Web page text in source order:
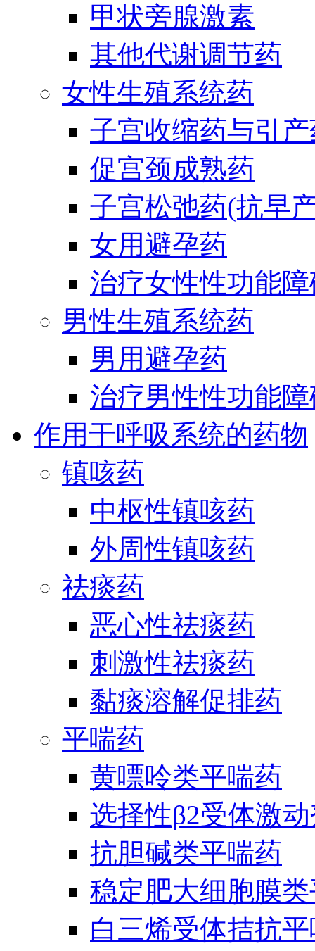
甲状旁腺激素
其他代谢调节药
女性生殖系统药
子宫收缩药与引
促宫颈成熟药
子宫松弛药(抗早
女用避孕药
治疗女性性功能
男性生殖系统药
男用避孕药
治疗男性性功能
作用于呼吸系统的药物
镇咳药
中枢性镇咳药
外周性镇咳药
祛痰药
恶心性祛痰药
刺激性祛痰药
黏痰溶解促排药
平喘药
黄嘌呤类平喘药
选择性β2受体激
抗胆碱类平喘药
稳定肥大细胞膜
白三烯受体拮抗